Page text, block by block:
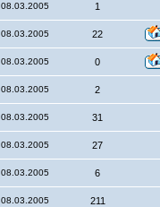
08.03.2005 1
08.03.2005 22
08.03.2005 0
08.03.2005 2
08.03.2005 31
08.03.2005 27
08.03.2005 6
08.03.2005 211